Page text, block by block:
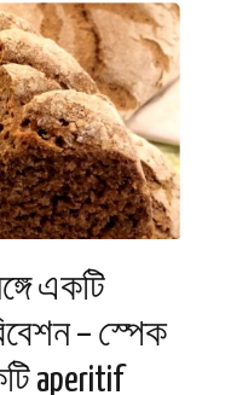
একটি
– স্পেক
aperitif